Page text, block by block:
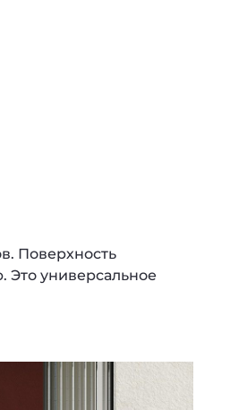
Поверхность
Это универсальное